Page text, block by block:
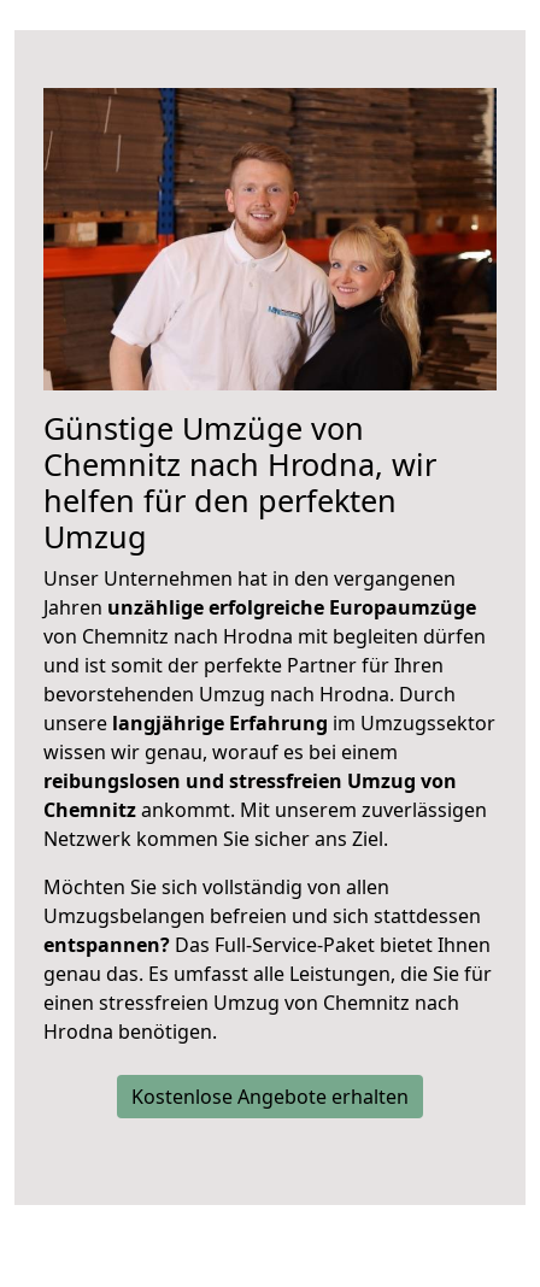
Günstige Umzüge von
Chemnitz nach Hrodna, wir
helfen für den perfekten
Umzug
Unser Unternehmen hat in den vergangenen
Jahren unzählige erfolgreiche Europaumzüge
von Chemnitz nach Hrodna mit begleiten dürfen
und ist somit der perfekte Partner für Ihren
bevorstehenden Umzug nach Hrodna. Durch
unsere langjährige Erfahrung im Umzugssektor
wissen wir genau, worauf es bei einem
reibungslosen und stressfreien Umzug von
Chemnitzankommt. Mit unserem zuverlässigen
Netzwerk kommen Sie sicher ans Ziel.
Möchten Sie sich vollständig von allen
Umzugsbelangen befreien und sich stattdessen
entspannen? Das Full-Service-Paket bietet Ihnen
genau das. Es umfasst alle Leistungen, die Sie für
einen stressfreien Umzug von Chemnitz nach
Hrodna benötigen.
Kostenlose Angebote erhalten